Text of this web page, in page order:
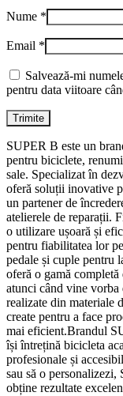
Nume *
Email *
Salvează-mi
pentru data viitoare
SUPER B este un
pentru biciclete,
sale. Specializat în
oferă soluții inovative
un partener de
atelierele de reparații.
o utilizare ușoară și
pentru fiabilitatea lor
pedale și cuple pentru
oferă o gamă
atunci când vine vorba
realizate din materiale
create pentru a face
mai eficient.Brandul
își întrețină bicicleta
profesionale și
sau să o
obține rezultate